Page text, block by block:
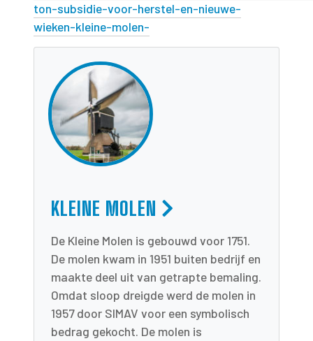
ton-subsidie-voor-herstel-en-nieuwe-
wieken-kleine-molen-
KLEINE MOLEN
De Kleine Molen is gebouwd voor 1751.
De molen kwam in 1951 buiten bedrijf en
maakte deel uit van getrapte bemaling.
Omdat sloop dreigde werd de molen in
1957 door SIMAV voor een symbolisch
bedrag gekocht. De molen is